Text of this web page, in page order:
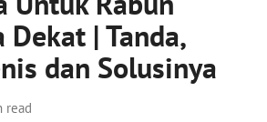
Dekat | Tanda,
dan Solusinya
read